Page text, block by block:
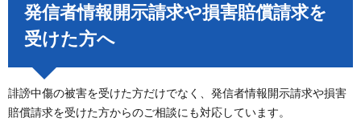
発信者情報開示請求や損害賠償請求を
受けた方へ
誹謗中傷の被害を受けた方だけでなく、発信者情報開示請求や損害
賠償請求を受けた方からのご相談にも対応しています。